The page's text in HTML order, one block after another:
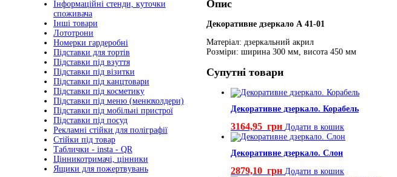
Опис
Декоративне дзеркало А 41-01
Матеріал: дзеркальний акрил
Розміри: ширина 300 мм, висота 450 мм
Супутні товари
Декоративне дзеркало. Корабель
3164,95 грн Додати в кошик
Декоративне дзеркало. Слон
2879,10 грн Додати в кошик
Інформаційні стенди, куточки
споживача
Інші товари
Лототрони
Номерки гардеробні
Підставки для тортів
Підставки під взуття
Підставки під візитки
Підставки під канцтовари
Підставки під косметику
Підставки під меню (менюхолдери)
Підставки під мобільні пристрої
Підставки під посуд
Рекламні стійки для поліграфії
Стійки під товар
Таблички - insta - QR
Цінникотримачі, цінники
Ящики для пожертвувань